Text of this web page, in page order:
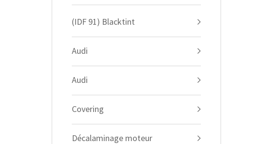
(IDF 91) Blacktint
Audi
Audi
Covering
Décalaminage moteur